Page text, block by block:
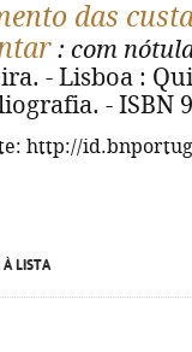
das
: com
- Lisboa :
- ISBN
http://
LISTA